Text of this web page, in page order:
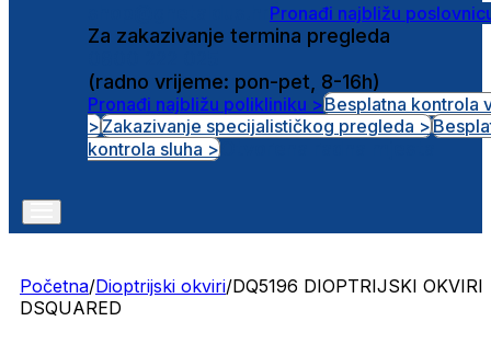
Pronađi najbližu
Za zakazivanje termina pregleda
(radno vrijeme: pon-pet, 8-16h)
Pronađi najbližu polikliniku >Besplatna kontrola
>Zakazivanje specijalističkog pregleda >
kontrola sluha >
Početna/Dioptrijski okviri/DQ5196 DIOPTRIJSKI OKVIRI
DSQUARED